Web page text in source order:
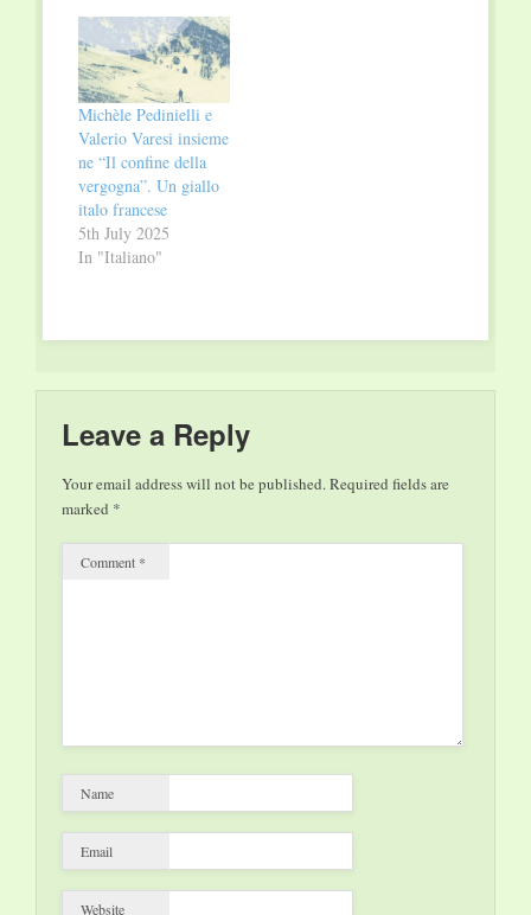
umani abbiamo un
margine di scelta o
siamo solamente
pedine sulla scala
dell’evoluzione? In
contrasto con le
scienze che vedono la
natura umana come…
Michèle Pedinielli e
Valerio Varesi insieme
ne “Il confine della
vergogna”. Un giallo
italo francese
5th July 2025
In "Italiano"
Leave a Reply
Your email address will not be published.Required fields are
marked *
Comment *
Name
Email
Website